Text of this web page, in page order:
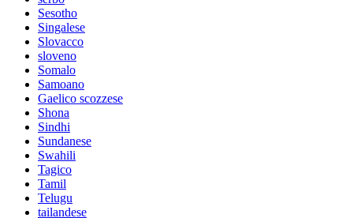
Sesotho
Singalese
Slovacco
sloveno
Somalo
Samoano
Gaelico scozzese
Shona
Sindhi
Sundanese
Swahili
Tagico
Tamil
Telugu
tailandese